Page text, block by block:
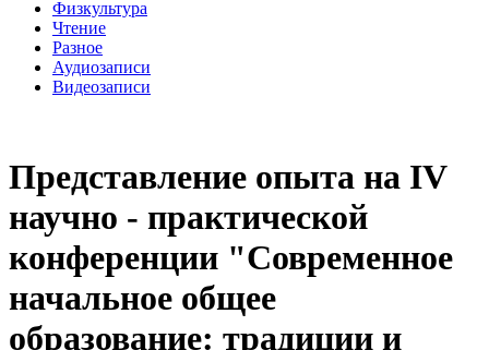
Физкультура
Чтение
Разное
Аудиозаписи
Видеозаписи
Представление опыта на IV
научно - практической
конференции "Современное
начальное общее
образование: традиции и